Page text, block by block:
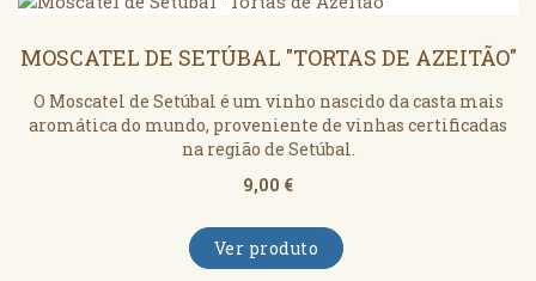
MOSCATEL DE SETÚBAL "TORTAS DE AZEITÃO"
O Moscatel de Setúbal é um vinho nascido da casta mais
aromática do mundo, proveniente de vinhas certificadas
na região de Setúbal.
9,00 €
Ver produto